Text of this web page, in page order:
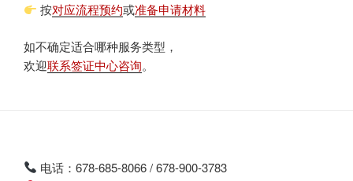
按对应流程预约或准备申请材料
如不确定适合哪种服务类型，
欢迎联系签证中心咨询。
电话：678-685-8066 / 678-900-3783